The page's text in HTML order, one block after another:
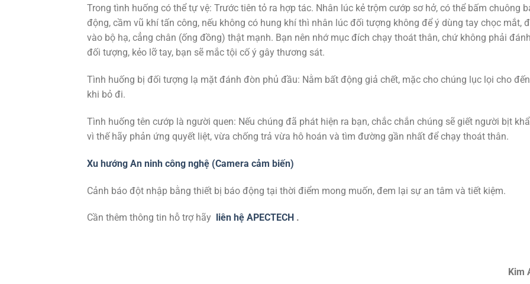
Trong tình huống có thể tự vệ: Trước tiên tỏ ra hợp tác. Nhân lúc kẻ trộm cướp sơ hở, có thể bấm chuông
động, cầm vũ khí tấn công, nếu không có hung khí thì nhân lúc đối tượng không để ý dùng tay chọc mắt,
vào bộ hạ, cẳng chân (ống đồng) thật mạnh. Bạn nên nhớ mục đích chạy thoát thân, chứ không phải
đối tượng, kẻo lỡ tay, bạn sẽ mắc tội cố ý gây thương sát.
Tình huống bị đối tượng lạ mặt đánh đòn phủ đầu: Nằm bất động giả chết, mặc cho chúng lục lọi cho đến
khi bỏ đi.
Tình huống tên cướp là người quen: Nếu chúng đã phát hiện ra bạn, chắc chắn chúng sẽ giết người bịt
vì thế hãy phản ứng quyết liệt, vừa chống trả vừa hô hoán và tìm đường gần nhất để chạy thoát thân.
Xu hướng An ninh công nghệ (Camera cảm biến)
Cảnh báo đột nhập bằng thiết bị báo động tại thời điểm mong muốn, đem lại sự an tâm và tiết kiệm.
Cần thêm thông tin hỗ trợ hãy liên hệ APECTECH .
Kim